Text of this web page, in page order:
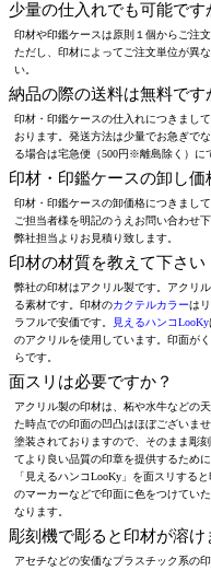
少量の仕入れでも可能です
印材や印鑑ケースは原則１個からご注文
ただし、印材によってご注文単位が異
い。
納品の際の送料は無料です
印材・印鑑ケースの仕入れにつきまし
おります。発送方法は少量でお急ぎで
る場合は宅急便（500円※離島除く）に
印材・印鑑ケースの卸し価
印材・印鑑ケースの卸価格につきまし
ご担当者様を明記のうえお問い合わせ下
弊社担当よりお見積り致します。
印材の材質を教えて下さい
弊社の印材はアクリル製です。アクリ
る素材です。印材のカクテルカラーは
ラフルで安価です。
見えるハンコLooKy
のアクリルを使用しています。印面が
らです。
面スリは必要ですか？
アクリル製の印材は、柘や水牛などの
た時点での印面の凹凸はほぼございま
塗装されておりますので、そのまま彫
てより良い品質の印章を提供するため
「見えるハンコLooKy」を面スリする
のマーカーなどで印面に色をつけてい
なります。
彫刻機で彫ると印材が溶け
アセチなどの安価なプラスチック系の